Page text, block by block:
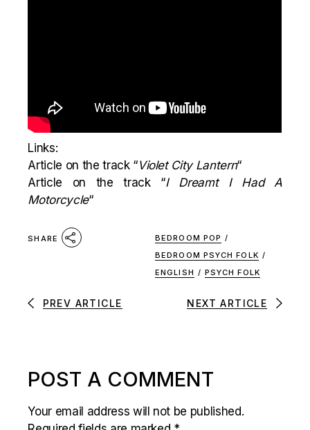
Links:
Article on the track “Violet City Lantern“
Article on the track “I Dreamt I Had A
Motorcycle“
SHARE BEDROOM POP /
BEDROOM PSYCH FOLK /
ENGLISH / PSYCH FOLK
PREV ARTICLE NEXT ARTICLE
POST A COMMENT
Your email address will not be published.